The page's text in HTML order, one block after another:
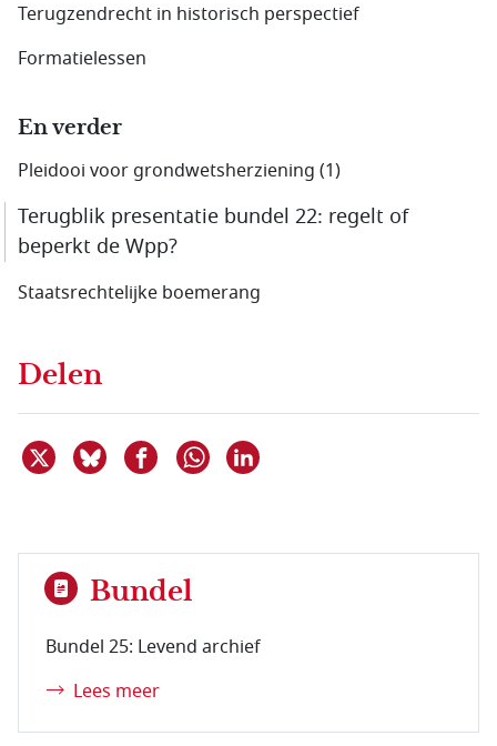
Terugzendrecht in historisch perspectief
Formatielessen
En verder
Pleidooi voor grondwetsherziening (1)
Terugblik presentatie bundel 22: regelt of
beperkt de Wpp?
Staatsrechtelijke boemerang
Delen
Deel dit item op X
Deel dit item op Bluesky
Deel dit item op Facebook
Delen via WhatsApp
Bundel
Bundel 25: Levend archief
Lees meer